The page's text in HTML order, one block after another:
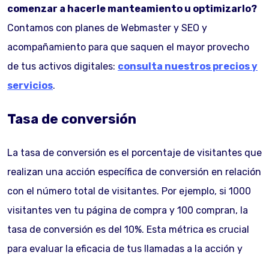
comenzar a hacerle manteamiento u optimizarlo?
Contamos con planes de Webmaster y SEO y
acompañamiento para que saquen el mayor provecho
de tus activos digitales: consulta nuestros precios y
servicios.
Tasa de conversión
La tasa de conversión es el porcentaje de visitantes que
realizan una acción específica de conversión en relación
con el número total de visitantes. Por ejemplo, si 1000
visitantes ven tu página de compra y 100 compran, la
tasa de conversión es del 10%. Esta métrica es crucial
para evaluar la eficacia de tus llamadas a la acción y